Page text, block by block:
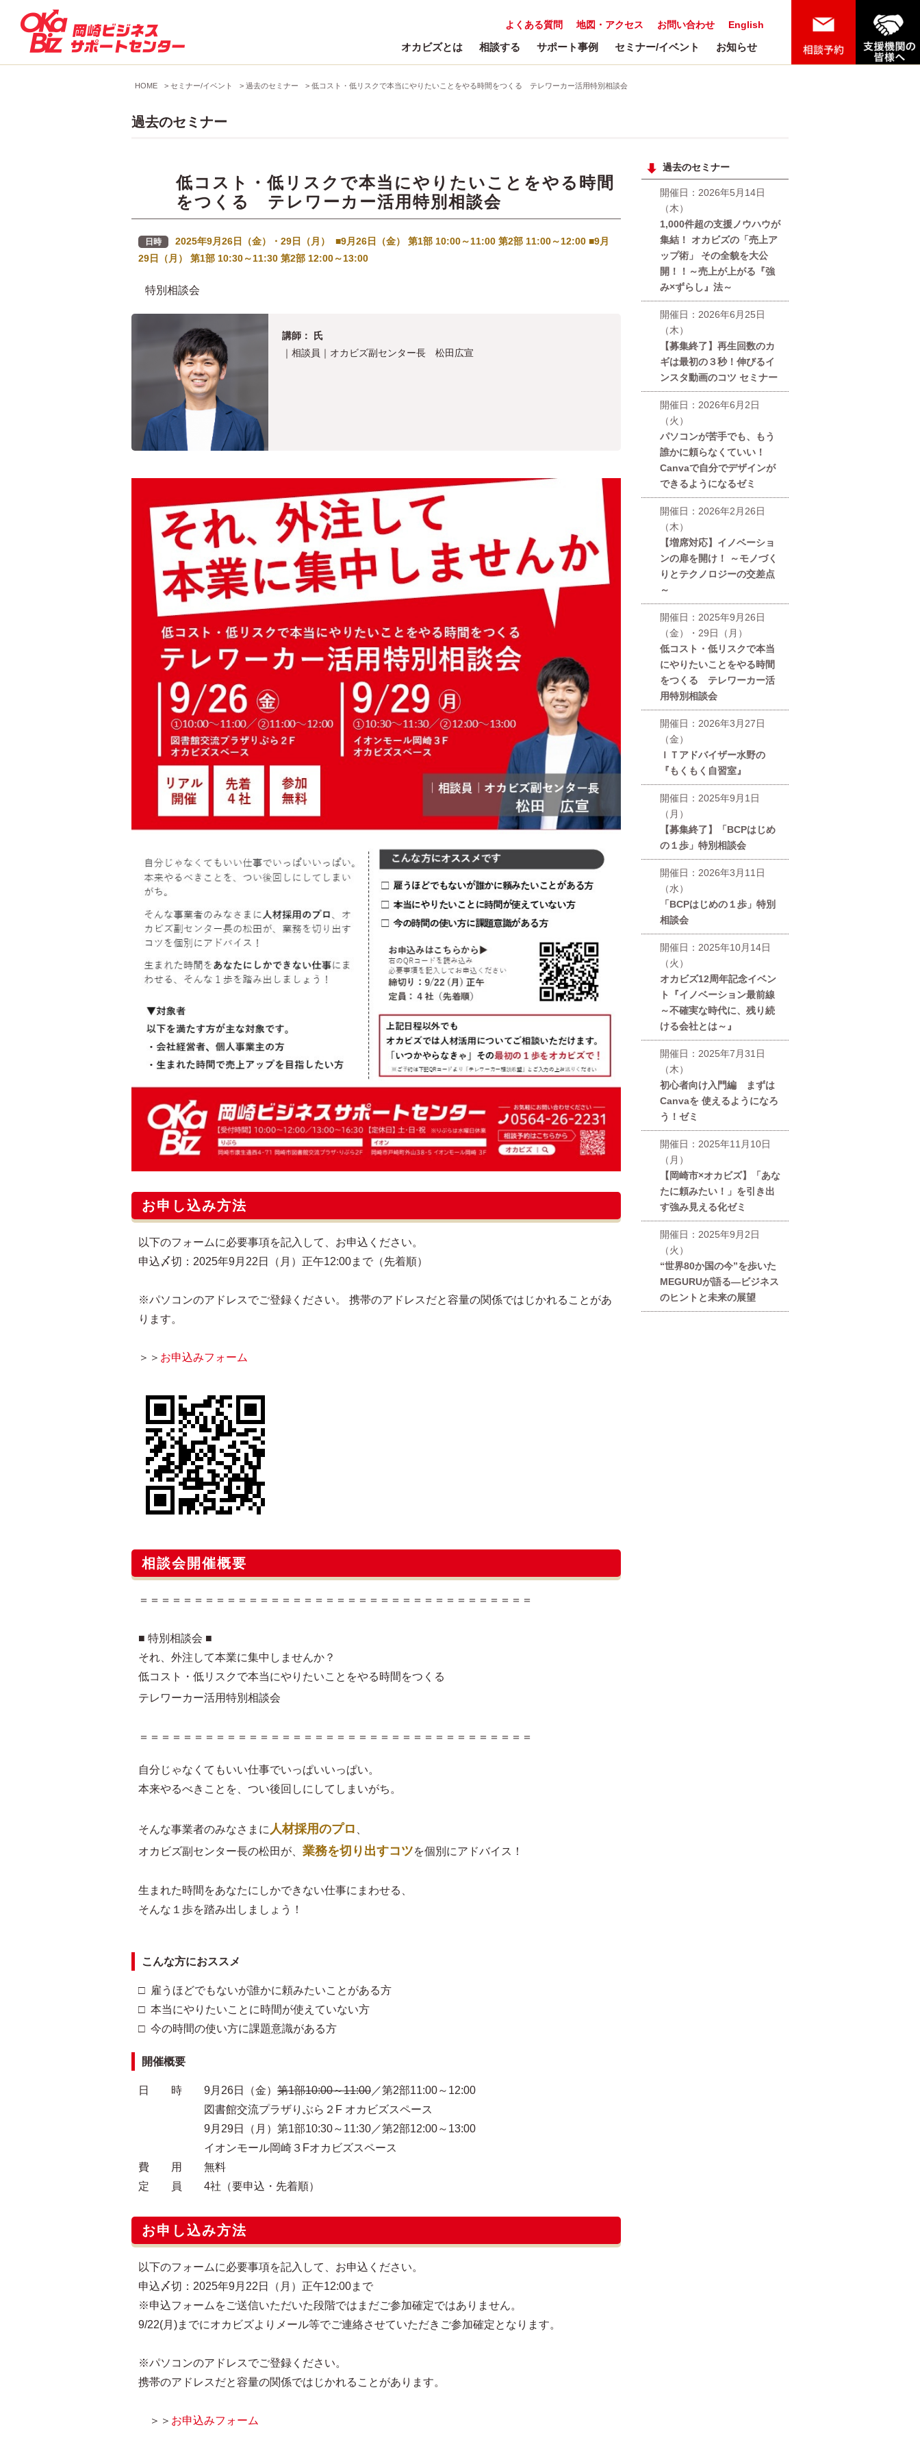
English
お問い合わせ
地図・アクセス
よくある質問
オカビズとは 相談する サポート事例 セミナー/イベント お知らせ
HOME > セミナー/イベント > 過去のセミナー > 低コスト・低リスクで本当にやりたいことをやる時間をつくる テレワーカー活用特別相談会
過去のセミナー
低コスト・低リスクで本当にやりたいことをやる時間
をつくる テレワーカー活用特別相談会
日時
2025年9月26日（金）・29日（月） ■9月26日（金） 第1部 10:00～11:00 第2部 11:00～12:00 ■9月
29日（月） 第1部 10:30～11:30 第2部 12:00～13:00
特別相談会
講師： 氏
｜相談員｜オカビズ副センター長 松田広宣
お申し込み方法
以下のフォームに必要事項を記入して、お申込ください。
申込〆切：2025年9月22日（月）正午12:00まで（先着順）
※パソコンのアドレスでご登録ください。 携帯のアドレスだと容量の関係ではじかれることがあ
ります。
＞＞ お申込みフォーム​
相談会開催概要
＝＝＝＝＝＝＝＝＝＝＝＝＝＝＝＝＝＝＝＝＝＝＝＝＝＝＝＝＝＝＝＝＝＝＝＝
■ 特別相談会 ■
それ、外注して本業に集中しませんか？
低コスト・低リスクで本当にやりたいことをやる時間をつくる
テレワーカー活用特別相談会
＝＝＝＝＝＝＝＝＝＝＝＝＝＝＝＝＝＝＝＝＝＝＝＝＝＝＝＝＝＝＝＝＝＝＝＝
自分じゃなくてもいい仕事でいっぱいいっぱい。
本来やるべきことを、つい後回しにしてしまいがち。
そんな事業者のみなさまに人材採用のプロ 、
オカビズ副センター長の松田が、 業務を切り出すコツを個別にアドバイス！
生まれた時間をあなたにしかできない仕事にまわせる、
そんな１歩を踏み出しましょう！
こんな方におススメ
□ 雇うほどでもないが誰かに頼みたいことがある方
□ 本当にやりたいことに時間が使えていない方
□ 今の時間の使い方に課題意識がある方
開催概要
日 時 9月26日（金） 第1部10:00～11:00／第2部11:00～12:00
図書館交流プラザりぶら２F オカビズスペース
9月29日（月）第1部10:30～11:30／第2部12:00～13:00
イオンモール岡崎３Fオカビズスペース
費 用 無料
定 員 4社（要申込・先着順）
お申し込み方法
以下のフォームに必要事項を記入して、お申込ください。
申込〆切：2025年9月22日（月）正午12:00まで
※申込フォームをご送信いただいた段階ではまだご参加確定ではありません。
9/22(月)までにオカビズよりメール等でご連絡させていただきご参加確定となります。
※パソコンのアドレスでご登録ください。
携帯のアドレスだと容量の関係ではじかれることがあります。
＞＞ お申込みフォーム
過去のセミナー
開催日：2026年5月14日
（木）
1,000件超の支援ノウハウが
集結！ オカビズの「売上ア
ップ術」 その全貌を大公
開！！～売上が上がる『強
み×ずらし』法～
開催日：2026年6月25日
（木）
【募集終了】再生回数のカ
ギは最初の３秒！伸びるイ
ンスタ動画のコツ セミナー
開催日：2026年6月2日
（火）
パソコンが苦手でも、もう
誰かに頼らなくていい！
Canvaで自分でデザインが
できるようになるゼミ
開催日：2026年2月26日
（木）
【増席対応】イノベーショ
ンの扉を開け！ ～モノづく
りとテクノロジーの交差点
～
開催日：2025年9月26日
（金）・29日（月）
低コスト・低リスクで本当
にやりたいことをやる時間
をつくる テレワーカー活
用特別相談会
開催日：2026年3月27日
（金）
ＩＴアドバイザー水野の
『もくもく自習室』
開催日：2025年9月1日
（月）
【募集終了】「BCPはじめ
の１歩」特別相談会
開催日：2026年3月11日
（水）
「BCPはじめの１歩」特別
相談会
開催日：2025年10月14日
（火）
オカビズ12周年記念イベン
ト『イノベーション最前線
～不確実な時代に、残り続
ける会社とは～』
開催日：2025年7月31日
（木）
初心者向け入門編 まずは
Canvaを 使えるようになろ
う！ゼミ
開催日：2025年11月10日
（月）
【岡崎市×オカビズ】「あな
たに頼みたい！」を引き出
す強み見える化ゼミ
開催日：2025年9月2日
（火）
“世界80か国の今”を歩いた
MEGURUが語る—ビジネス
のヒントと未来の展望